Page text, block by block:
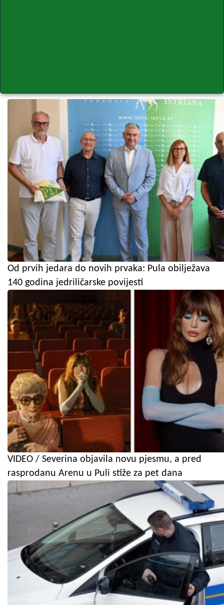
Od prvih jedara do novih prvaka: Pula obilježava
140 godina jedriličarske povijesti
VIDEO / Severina objavila novu pjesmu, a pred
rasprodanu Arenu u Puli stiže za pet dana